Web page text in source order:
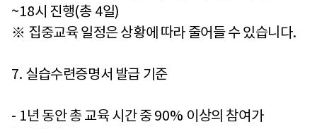
~18시 진행(총 4일)
※ 집중교육 일정은 상황에 따라 줄어들 수 있습니다.
7. 실습수련증명서 발급 기준
- 1년 동안 총 교육 시간 중90% 이상의 참여가